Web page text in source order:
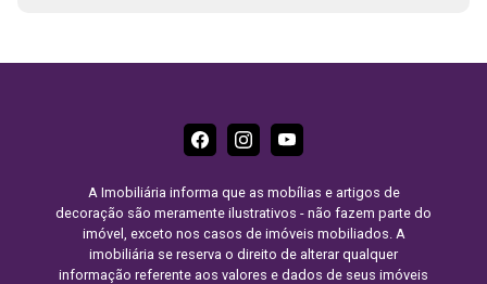
A Imobiliária informa que as mobílias e artigos de
decoração são meramente ilustrativos - não fazem parte do
imóvel, exceto nos casos de imóveis mobiliados. A
imobiliária se reserva o direito de alterar qualquer
informação referente aos valores e dados de seus imóveis